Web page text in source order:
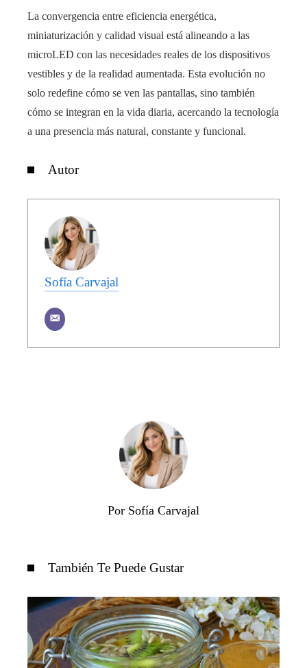
La convergencia entre eficiencia energética,
miniaturización y calidad visual está alineando a las
microLED con las necesidades reales de los dispositivos
vestibles y de la realidad aumentada. Esta evolución no
solo redefine cómo se ven las pantallas, sino también
cómo se integran en la vida diaria, acercando la tecnología
a una presencia más natural, constante y funcional.
Autor
Sofía Carvajal
Por Sofía Carvajal
También Te Puede Gustar